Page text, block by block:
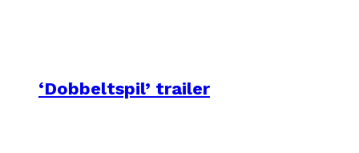
‘Dobbeltspil’ trailer